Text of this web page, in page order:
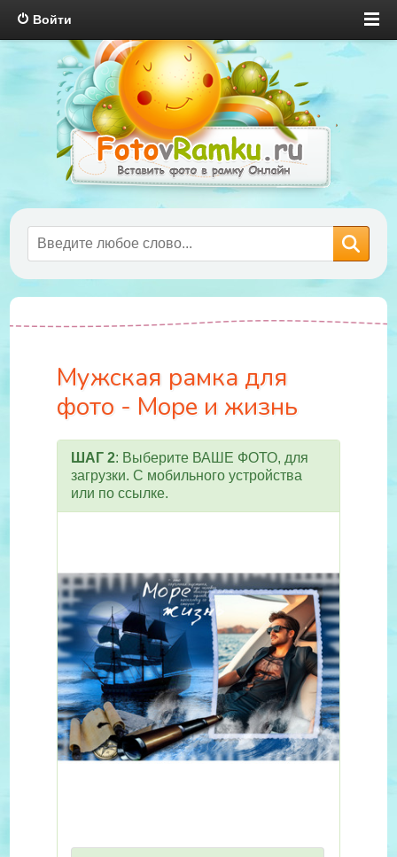
Войти
Мужская рамка для
фото - Море и жизнь
ШАГ 2: Выберите ВАШЕ ФОТО, для
загрузки. С мобильного устройства
или по ссылке.